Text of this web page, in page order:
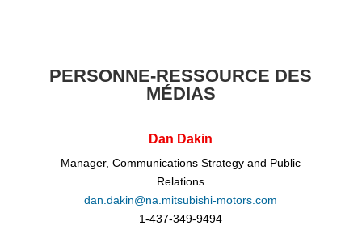
PERSONNE-RESSOURCE DES
MÉDIAS
Dan Dakin
Manager, Communications Strategy and Public
Relations
dan.dakin@na.mitsubishi-motors.com
1-437-349-9494